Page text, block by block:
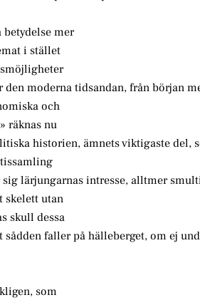
mer
i stället
moderna tidsandan, från början
och
räknas nu
historien, ämnets viktigaste del,
lärjungarnas intresse, alltmer
skelett utan
skull dessa
faller på hälleberget, om ej
som